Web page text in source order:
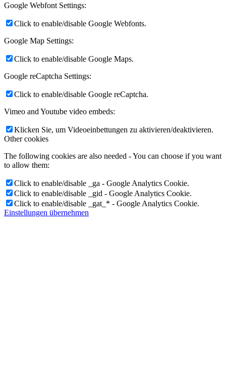
Google Webfont Settings:
Click to enable/disable Google Webfonts.
Google Map Settings:
Click to enable/disable Google Maps.
Google reCaptcha Settings:
Click to enable/disable Google reCaptcha.
Vimeo and Youtube video embeds:
Klicken Sie, um Videoeinbettungen zu aktivieren/deaktivieren.
Other cookies
The following cookies are also needed - You can choose if you want
to allow them:
Click to enable/disable _ga - Google Analytics Cookie.
Click to enable/disable _gid - Google Analytics Cookie.
Click to enable/disable _gat_* - Google Analytics Cookie.
Einstellungen übernehmen